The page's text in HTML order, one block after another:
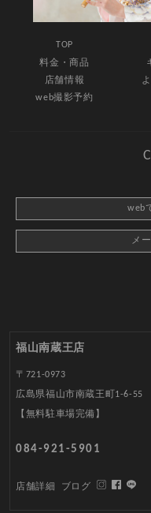
TOP
料金・商品
店舗情報
web撮影予約
web
メ
福山南蔵王店
〒721-0973
広島県福山市南蔵王町1-6-55
【無料駐車場完備】
084-921-5901
店舗詳細 ブログ